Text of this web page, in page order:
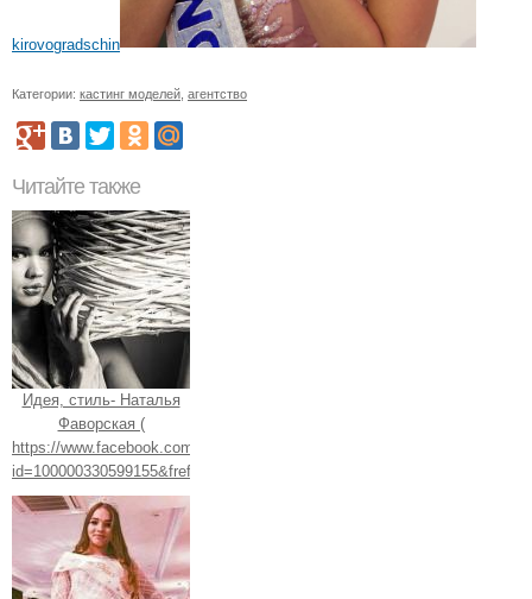
kirovogradschin
Категории: кастинг моделей агентство
Читайте также
Идея, стиль- Наталья
Фаворская (
https://www.facebook.com/profile.php?
id=100000330599155&fref=ts).